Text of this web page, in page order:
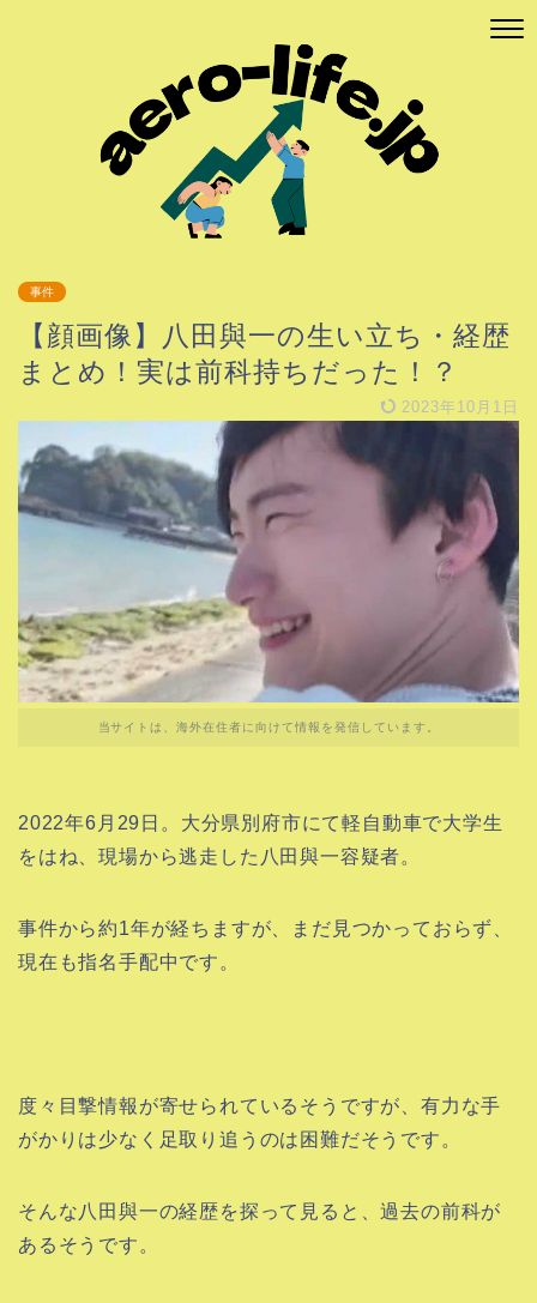
事件
【顔画像】八田與一の生い立ち・経歴
まとめ！実は前科持ちだった！？
2023年10月1日
当サイトは、海外在住者に向けて情報を発信しています。
2022年6月29日。大分県別府市にて軽自動車で大学生
をはね、現場から逃走した八田與一容疑者。
事件から約1年が経ちますが、まだ見つかっておらず、
現在も指名手配中です。
度々目撃情報が寄せられているそうですが、有力な手
がかりは少なく足取り追うのは困難だそうです。
そんな八田與一の経歴を探って見ると、過去の前科が
あるそうです。